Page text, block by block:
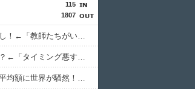
115
1807
日本が学校外の危機管理を見直し！←「教師たちがいい加減だからね」（海外の反応）
日本のお盆をダブル台風直撃か？←「タイミング悪すぎる！」（海外の反応）
日本の大手企業の夏のボーナス平均額に世界が騒然！←「一部のエリートの話でしょ？」（海外の反応）